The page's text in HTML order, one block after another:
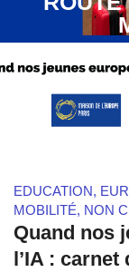
EDUCATION,
MOBILITÉ, NON
Quand nos
l’IA : carnet